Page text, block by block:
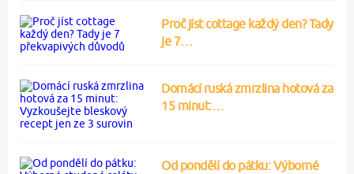
Proč jíst cottage každý den? Tady
je 7…
Domácí ruská zmrzlina hotová za
15 minut:…
Od pondělí do pátku: Výborné